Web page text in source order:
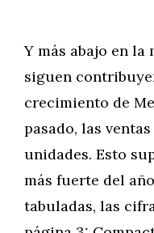
Y más abajo en la
siguen
crecimiento de
pasado, las
unidades. Esto
más fuerte del
tabuladas, las